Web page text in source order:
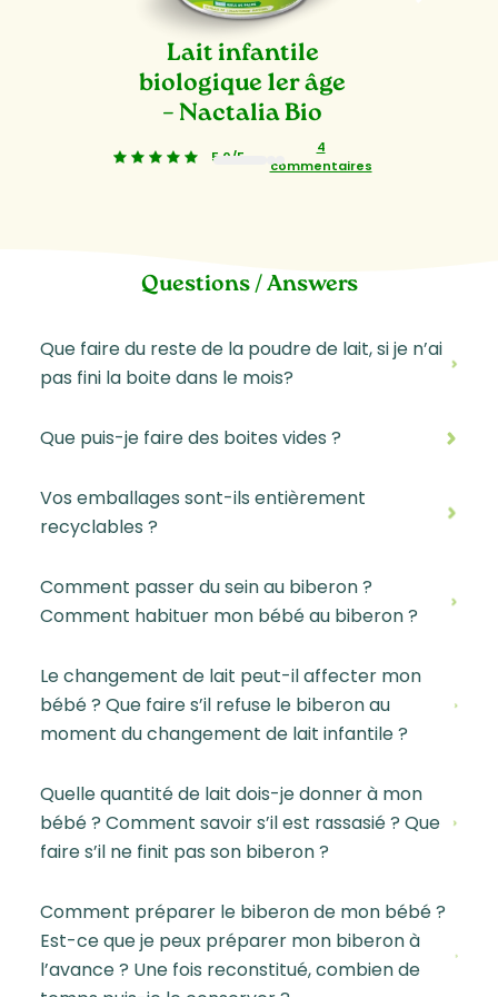
Lait infantile
biologique 1er âge
– Nactalia Bio
5,0/5
4
commentaires
23
Questions / Answers
Que faire du reste de la poudre de lait, si je n’ai
pas fini la boite dans le mois?
Que puis-je faire des boites vides ?
Vos emballages sont-ils entièrement
recyclables ?
Comment passer du sein au biberon ?
Comment habituer mon bébé au biberon ?
Le changement de lait peut-il affecter mon
bébé ? Que faire s’il refuse le biberon au
moment du changement de lait infantile ?
Quelle quantité de lait dois-je donner à mon
bébé ? Comment savoir s’il est rassasié ? Que
faire s’il ne finit pas son biberon ?
Comment préparer le biberon de mon bébé ?
Est-ce que je peux préparer mon biberon à
l’avance ? Une fois reconstitué, combien de